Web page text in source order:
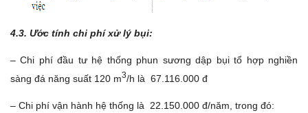
4.3. Ước tính chi phí xử lý bụi:
– Chi phí đầu tư hệ thống phun sương dập bụi tổ hợp nghiền
sàng đá năng suất 120 m3/h là 67.116.000 đ
– Chi phí vận hành hệ thống là 22.150.000 đ/năm, trong đó: